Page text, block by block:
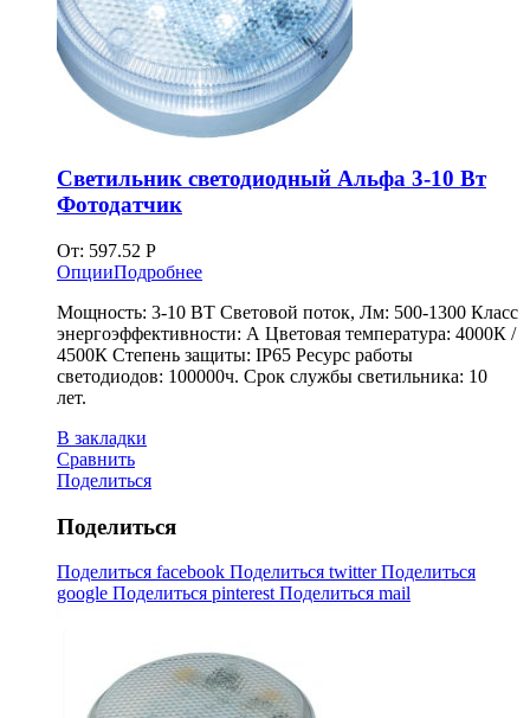
Светильник светодиодный Альфа 3-10 Вт
Фотодатчик
От: 597.52 Р
ОпцииПодробнее
Мощность: 3-10 ВТ Световой поток, Лм: 500-1300 Класс
энергоэффективности: А Цветовая температура: 4000К /
4500К Степень защиты: IP65 Ресурс работы
светодиодов: 100000ч. Срок службы светильника: 10
лет.
В закладки
Сравнить
Поделиться
Поделиться
Поделиться facebook Поделиться twitterПоделиться
google Поделиться pinterest Поделиться mail